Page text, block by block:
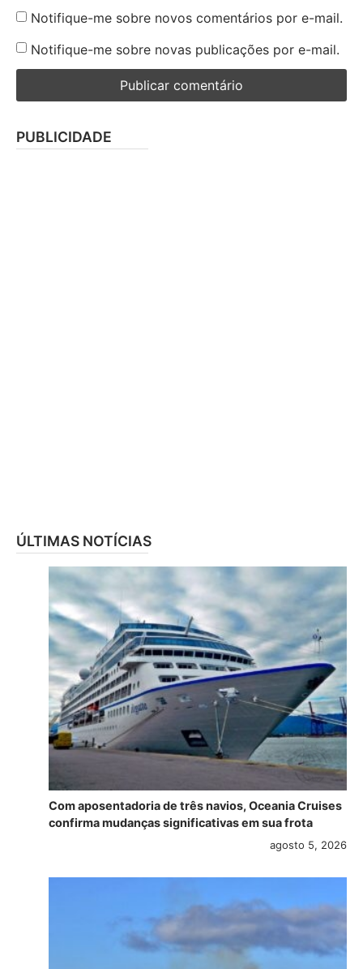
Notifique-me sobre novos comentários por e-mail.
Notifique-me sobre novas publicações por e-mail.
PUBLICIDADE
ÚLTIMAS NOTÍCIAS
Com aposentadoria de três navios, Oceania Cruises
confirma mudanças significativas em sua frota
agosto 5, 2026